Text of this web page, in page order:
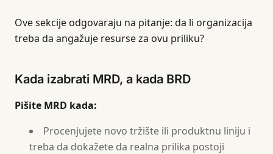
Ove sekcije odgovaraju na pitanje: da li organizacija
treba da angažuje resurse za ovu priliku?
Kada izabrati MRD, a kada BRD
Pišite MRD kada:
Procenjujete novo tržište ili produktnu liniju i
treba da dokažete da realna prilika postoji